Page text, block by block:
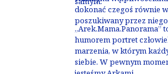
dokonać czegoś równie
poszukiwany przez
„Arek.Mama.Panorama”
humorem portret
marzenia, w którym
siebie. W pewnym